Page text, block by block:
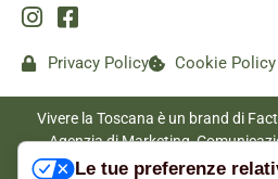
Privacy Policy Cookie Policy
Vivere la Toscana è un brand di
Agenzia di Marketing,
|
Le tue preferenze